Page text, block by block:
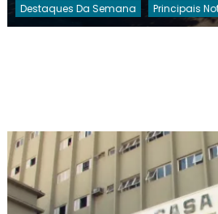
Destaques Da Semana Principais